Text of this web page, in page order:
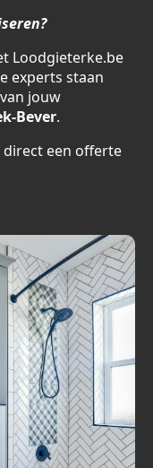
Loodgieterke.be
experts staan
jouw
Bever.
een offerte